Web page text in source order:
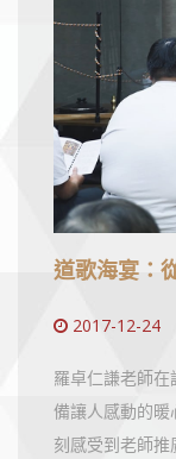
道歌海宴：
2017-12-24
羅卓仁謙老師
備讓人感動的暖
刻感受到老師